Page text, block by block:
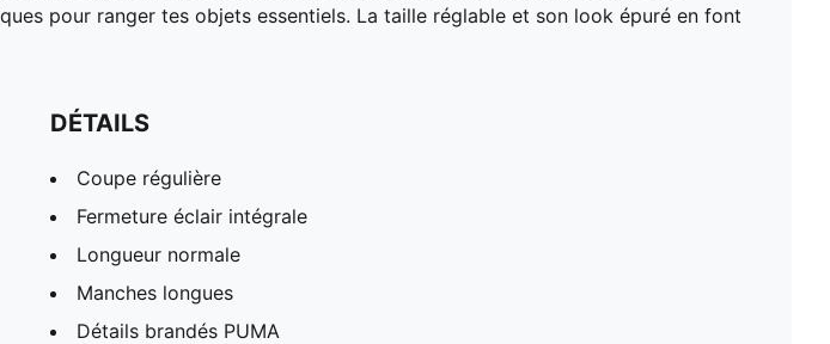
pour ranger tes objets essentiels. La taille réglable et son look épuré en font
DÉTAILS
Coupe régulière
Fermeture éclair intégrale
Longueur normale
Manches longues
Détails brandés PUMA